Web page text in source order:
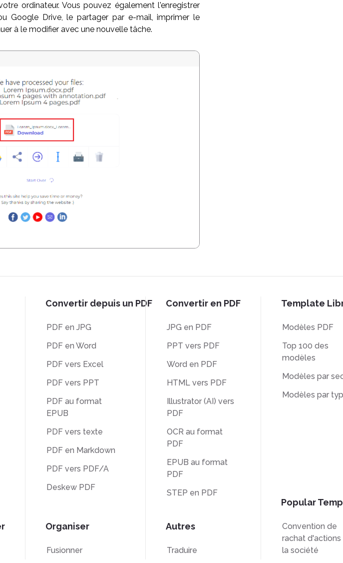
ordinateur. Vous pouvez également l'enregistrer
Google Drive, le partager par e-mail, imprimer le
à le modifier avec une nouvelle tâche.
Convertir depuis un PDF
PDF en JPG
PDF en Word
PDF vers Excel
PDF vers PPT
PDF au format
EPUB
PDF vers texte
PDF en Markdown
PDF vers PDF/A
Deskew PDF
Organiser
Fusionner
Convertir en PDF
JPG en PDF
PPT vers PDF
Word en PDF
HTML vers PDF
Illustrator (AI) vers
PDF
OCR au format
PDF
EPUB au format
PDF
STEP en PDF
Autres
Traduire
Template
Modèles PDF
Top 100 des
modèles
Modèles par
Modèles par
Popular
Convention de
rachat d'actions
la société